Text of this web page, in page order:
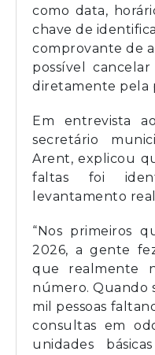
como data,
chave de
comprovante de
possível
diretamente pela
Em entrevista
secretário
Arent, explicou
faltas foi
levantamento
“Nos primeiros
2026, a gente
que realmente
número. Quando
mil pessoas
consultas em
unidades